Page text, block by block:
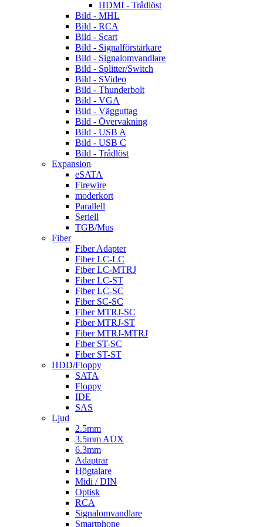
HDMI - Trådlöst
Bild - MHL
Bild - RCA
Bild - Scart
Bild - Signalförstärkare
Bild - Signalomvandlare
Bild - Splitter/Switch
Bild - SVideo
Bild - Thunderbolt
Bild - VGA
Bild - Vägguttag
Bild - Övervakning
Bild - USB A
Bild - USB C
Bild - Trådlöst
Expansion
eSATA
Firewire
moderkort
Parallell
Seriell
TGB/Mus
Fiber
Fiber Adapter
Fiber LC-LC
Fiber LC-MTRJ
Fiber LC-ST
Fiber LC-SC
Fiber SC-SC
Fiber MTRJ-SC
Fiber MTRJ-ST
Fiber MTRJ-MTRJ
Fiber ST-SC
Fiber ST-ST
HDD/Floppy
SATA
Floppy
IDE
SAS
Ljud
2.5mm
3.5mm AUX
6.3mm
Adaptrar
Högtalare
Midi / DIN
Optisk
RCA
Signalomvandlare
Smartphone